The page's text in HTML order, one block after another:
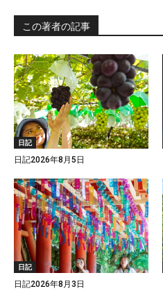
この著者の記事
日記
日記2026年8月5日
日記
日記2026年8月3日